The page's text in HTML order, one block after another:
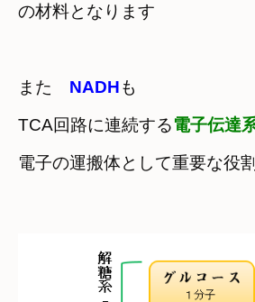
の材料となります
また NADHも
TCA回路に連続する電子伝達
電子の運搬体として重要な役